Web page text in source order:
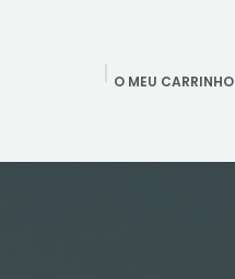
O MEU CARRINHO